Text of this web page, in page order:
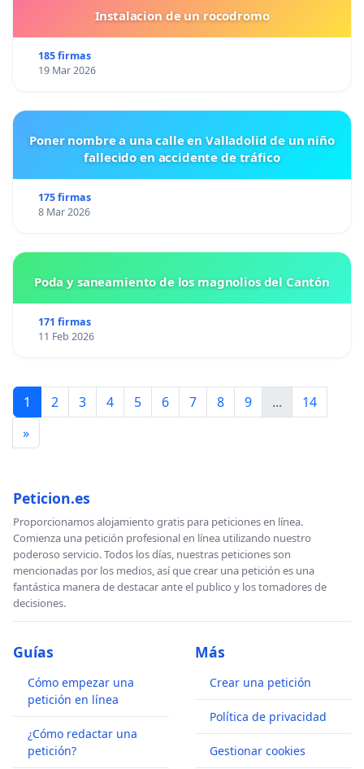
Instalacion de un rocodromo
185 firmas
19 Mar 2026
Poner nombre a una calle en Valladolid de un niño
fallecido en accidente de tráfico
175 firmas
8 Mar 2026
Poda y saneamiento de los magnolios del Cantón
171 firmas
11 Feb 2026
1 2 3 4 5 6 7 8 9 ...
14
»
Peticion.es
Proporcionamos alojamiento gratis para peticiones en línea.
Comienza una petición profesional en línea utilizando nuestro
poderoso servicio. Todos los días, nuestras peticiones son
mencionadas por los medios, así que crear una petición es una
fantástica manera de destacar ante el publico y los tomadores de
decisiones.
Guías
Cómo empezar una
petición en línea
¿Cómo redactar una
petición?
Más
Crear una petición
Política de privacidad
Gestionar cookies